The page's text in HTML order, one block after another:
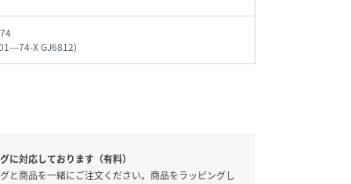
74-X GJ6812)
に対応しております（有料）
と商品を一緒にご注文ください。商品をラッピングし